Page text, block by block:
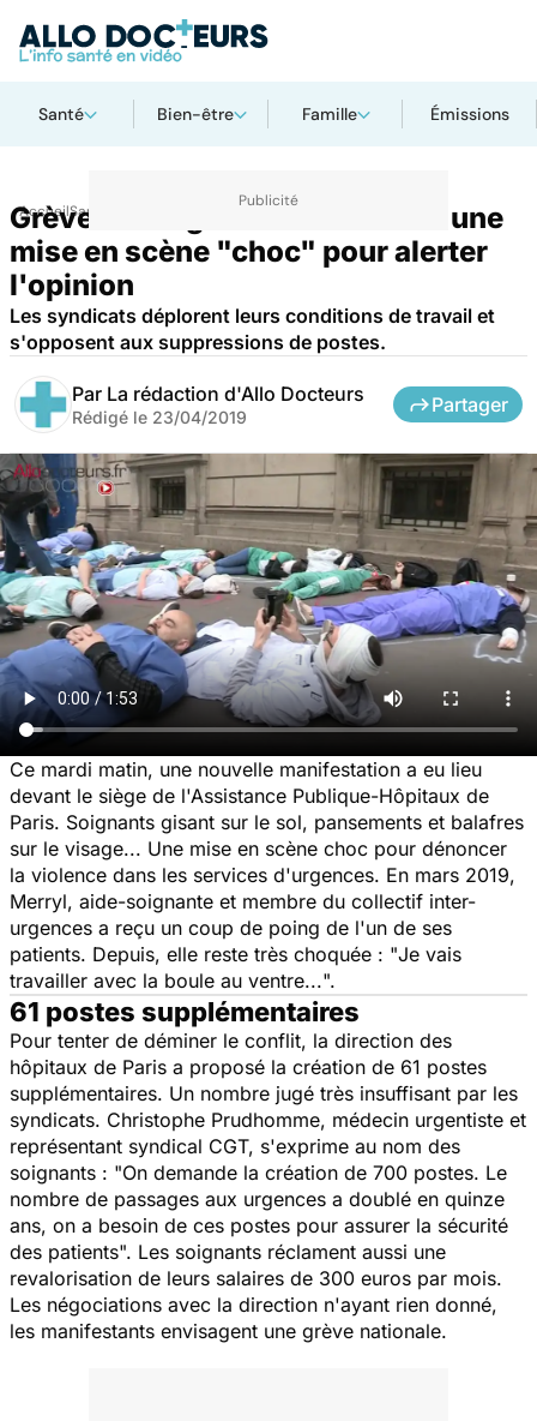
Santé Bien-être Famille Émissions
AccueilSanté
Grève des urgences à l'AP-HP : une
mise en scène "choc" pour alerter
l'opinion
Les syndicats déplorent leurs conditions de travail et
s'opposent aux suppressions de postes.
Par La rédaction d'Allo Docteurs
Rédigé le 23/04/2019
Partager
Ce mardi matin, une nouvelle manifestation a eu lieu
devant le siège de l'Assistance Publique-Hôpitaux de
Paris. Soignants gisant sur le sol, pansements et balafres
sur le visage... Une mise en scène choc pour dénoncer
la violence dans les services d'urgences. En mars 2019,
Merryl, aide-soignante et membre du collectif inter-
urgences a reçu un coup de poing de l'un de ses
patients. Depuis, elle reste très choquée : "Je vais
travailler avec la boule au ventre...".
61 postes supplémentaires
Pour tenter de déminer le conflit, la direction des
hôpitaux de Paris a proposé la création de 61 postes
supplémentaires. Un nombre jugé très insuffisant par les
syndicats. Christophe Prudhomme, médecin urgentiste et
représentant syndical CGT, s'exprime au nom des
soignants : "On demande la création de 700 postes. Le
nombre de passages aux urgences a doublé en quinze
ans, on a besoin de ces postes pour assurer la sécurité
des patients". Les soignants réclament aussi une
revalorisation de leurs salaires de 300 euros par mois.
Les négociations avec la direction n'ayant rien donné,
les manifestants envisagent une grève nationale.